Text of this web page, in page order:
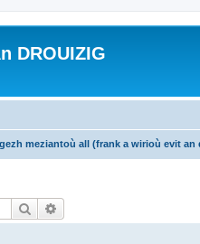
DROUIZIG
meziantoù all (frank a wirioù evit an
Rechercher